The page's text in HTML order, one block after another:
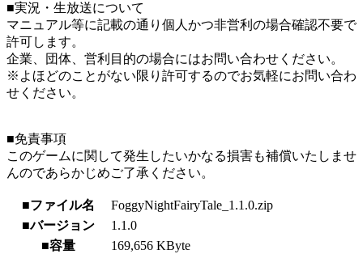
■実況・生放送について
マニュアル等に記載の通り個人かつ非営利の場合確認不要で
許可します。
企業、団体、営利目的の場合にはお問い合わせください。
※よほどのことがない限り許可するのでお気軽にお問い合わ
せください。
■免責事項
このゲームに関して発生したいかなる損害も補償いたしませ
んのであらかじめご了承ください。
■ファイル名
FoggyNightFairyTale_1.1.0.zip
■バージョン
1.1.0
■容量
169,656 KByte